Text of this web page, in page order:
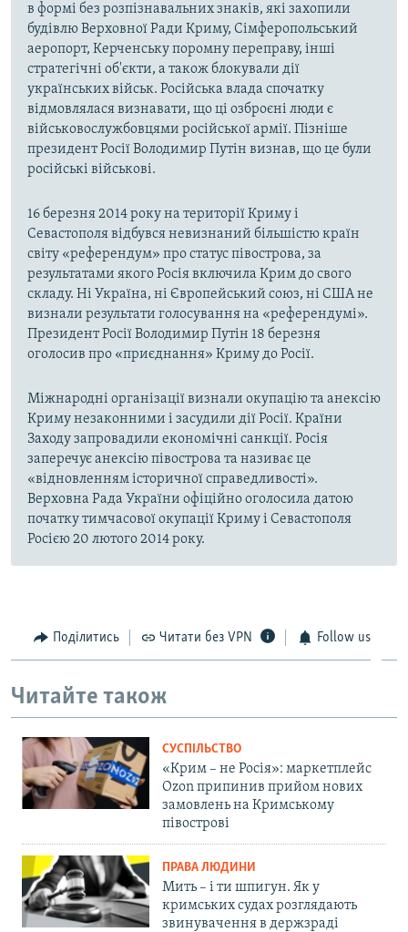
в формі без розпізнавальних знаків, які захопили
будівлю Верховної Ради Криму, Сімферопольський
аеропорт, Керченську поромну переправу, інші
стратегічні об'єкти, а також блокували дії
українських військ. Російська влада спочатку
відмовлялася визнавати, що ці озброєні люди є
військовослужбовцями російської армії. Пізніше
президент Росії Володимир Путін визнав, що це були
російські військові.
16 березня 2014 року на території Криму і
Севастополя відбувся невизнаний більшістю країн
світу «референдум» про статус півострова, за
результатами якого Росія включила Крим до свого
складу. Ні Україна, ні Європейський союз, ні США не
визнали результати голосування на «референдумі».
Президент Росії Володимир Путін 18 березня
оголосив про «приєднання» Криму до Росії.
Міжнародні організації визнали окупацію та анексію
Криму незаконними і засудили дії Росії. Країни
Заходу запровадили економічні санкції. Росія
заперечує анексію півострова та називає це
«відновленням історичної справедливості».
Верховна Рада України офіційно оголосила датою
початку тимчасової окупації Криму і Севастополя
Росією 20 лютого 2014 року.
Поділитись Читати без VPN Follow us
Читайте також
СУСПІЛЬСТВО
«Крим – не Росія»: маркетплейс
Ozon припинив прийом нових
замовлень на Кримському
півострові
ПРАВА ЛЮДИНИ
Мить – і ти шпигун. Як у
кримських судах розглядають
звинувачення в держзраді